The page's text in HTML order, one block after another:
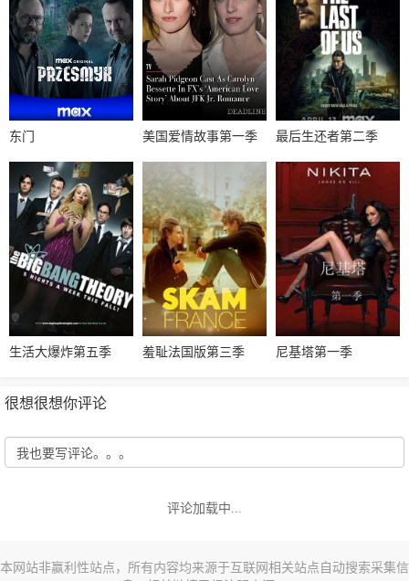
东门 美国爱情故事第一季 最后生还者第二季
生活大爆炸第五季 羞耻法国版第三季 尼基塔第一季
很想很想你评论
评论加载中...
本网站非赢利性站点，所有内容均来源于互联网相关站点自动搜索采集信